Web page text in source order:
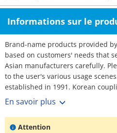
Informations sur le
Brand-name products provided
based on customers' needs that
Asian manufacturers carefully.
to the user's various usage
established in 1991. Korean
over 3,000 customers. No1
lead-times.
En savoir plus
Attention